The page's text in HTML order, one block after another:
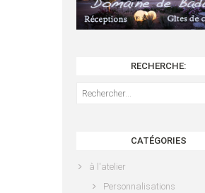
RECHERCHE:
Rechercher :
CATÉGORIES
à l'atelier
Personnalisations